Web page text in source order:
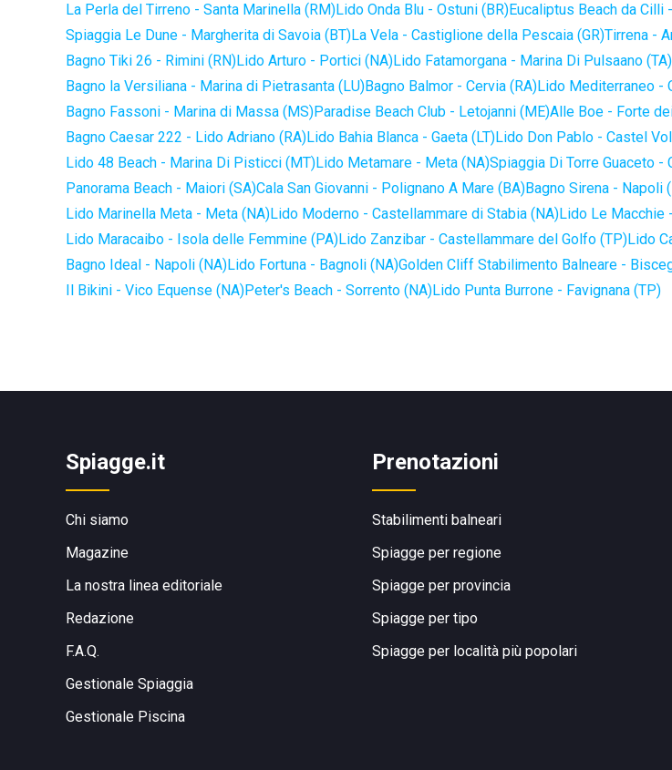
La Perla del Tirreno - Santa Marinella (RM)Lido Onda Blu - Ostuni (BR)Eucaliptus Beach da Cilli
Spiaggia Le Dune - Margherita di Savoia (BT)La Vela - Castiglione della Pescaia (GR)Tirrena -
Bagno Tiki 26 - Rimini (RN)Lido Arturo - Portici (NA)Lido Fatamorgana - Marina Di Pulsaano (TA)
Bagno la Versiliana - Marina di Pietrasanta (LU)Bagno Balmor - Cervia (RA)Lido Mediterraneo -
Bagno Fassoni - Marina di Massa (MS)Paradise Beach Club - Letojanni (ME)Alle Boe - Forte
Bagno Caesar 222 - Lido Adriano (RA)Lido Bahia Blanca - Gaeta (LT)Lido Don Pablo - Castel
Lido 48 Beach - Marina Di Pisticci (MT)Lido Metamare - Meta (NA)Spiaggia Di Torre Guaceto -
Panorama Beach - Maiori (SA)Cala San Giovanni - Polignano A Mare (BA)Bagno Sirena - Napoli
Lido Marinella Meta - Meta (NA)Lido Moderno - Castellammare di Stabia (NA)Lido Le Macchie
Lido Maracaibo - Isola delle Femmine (PA)Lido Zanzibar - Castellammare del Golfo (TP)Lido
Bagno Ideal - Napoli (NA)Lido Fortuna - Bagnoli (NA)Golden Cliff Stabilimento Balneare -
Il Bikini - Vico Equense (NA)Peter's Beach - Sorrento (NA)Lido Punta Burrone - Favignana (TP)
Spiagge.it
Chi siamo
Magazine
La nostra linea editoriale
Redazione
F.A.Q.
Gestionale Spiaggia
Gestionale Piscina
Prenotazioni
Stabilimenti balneari
Spiagge per regione
Spiagge per provincia
Spiagge per tipo
Spiagge per località più popolari